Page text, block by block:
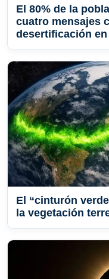
El 80% de la
cuatro mensajes
desertificación en
El “cinturón
la vegetación